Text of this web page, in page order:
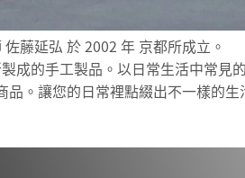
藤延弘 於 2002 年 京都所成立。
成的手工製品。以日常生活中常見
。讓您的日常裡點綴出不一樣的生